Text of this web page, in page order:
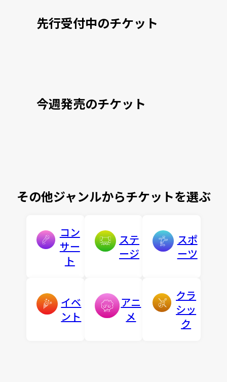
先行受付中のチケット
今週発売のチケット
その他ジャンルからチケットを選ぶ
コン
サー
ト
ステ
ージ
スポ
ーツ
イベ
ント
アニ
メ
クラ
シッ
ク